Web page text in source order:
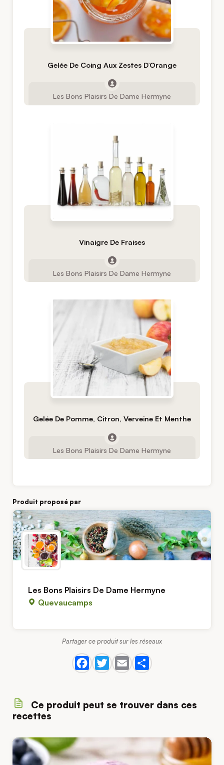
Gelée De Coing Aux Zestes D’Orange
Les Bons Plaisirs De Dame Hermyne
Vinaigre De Fraises
Les Bons Plaisirs De Dame Hermyne
Gelée De Pomme, Citron, Verveine Et Menthe
Les Bons Plaisirs De Dame Hermyne
Produit proposé par
Les Bons Plaisirs De Dame Hermyne
Quevaucamps
Partager ce produit sur les réseaux
Ce produit peut se trouver dans ces
recettes